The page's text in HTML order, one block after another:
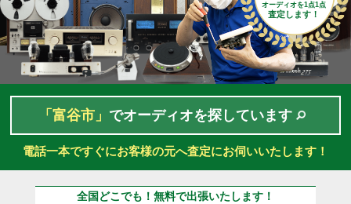
オーディオを1点1点
査定します！
「富谷市」 でオーディオを探しています
電話一本ですぐにお客様の元へ査定にお伺いいたします！
全国どこでも！無料で出張いたします！